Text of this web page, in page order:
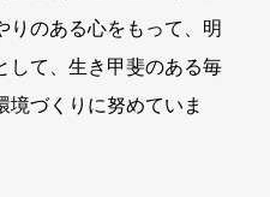
りのある心をもって、明
して、生き甲斐のある毎
境づくりに努めていま